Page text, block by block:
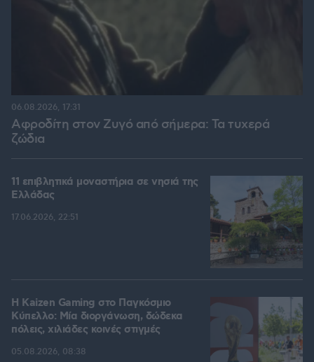
Αφροδίτη στον Ζυγό από σήμερα: Τα τυχερά
ζώδια
06.08.2026, 17:31
11 επιβλητικά μοναστήρια σε νησιά της
Ελλάδας
17.06.2026, 22:51
H Kaizen Gaming στο Παγκόσμιο
Kύπελλο: Μία διοργάνωση, δώδεκα
πόλεις, χιλιάδες κοινές στιγμές
05.08.2026, 08:38